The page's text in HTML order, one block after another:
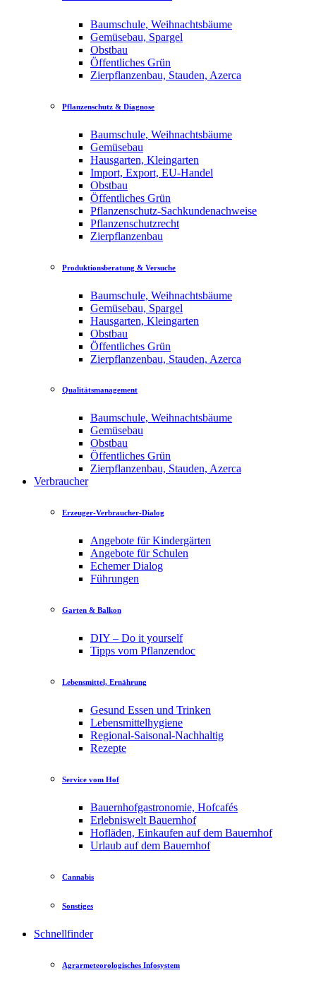
Baumschule, Weihnachtsbäume
Gemüsebau, Spargel
Obstbau
Öffentliches Grün
Zierpflanzenbau, Stauden, Azerca
Pflanzenschutz & Diagnose
Baumschule, Weihnachtsbäume
Gemüsebau
Hausgarten, Kleingarten
Import, Export, EU-Handel
Obstbau
Öffentliches Grün
Pflanzenschutz-Sachkundenachweise
Pflanzenschutzrecht
Zierpflanzenbau
Produktionsberatung & Versuche
Baumschule, Weihnachtsbäume
Gemüsebau, Spargel
Hausgarten, Kleingarten
Obstbau
Öffentliches Grün
Zierpflanzenbau, Stauden, Azerca
Qualitätsmanagement
Baumschule, Weihnachtsbäume
Gemüsebau
Obstbau
Öffentliches Grün
Zierpflanzenbau, Stauden, Azerca
Verbraucher
Erzeuger-Verbraucher-Dialog
Angebote für Kindergärten
Angebote für Schulen
Echemer Dialog
Führungen
Garten & Balkon
DIY – Do it yourself
Tipps vom Pflanzendoc
Lebensmittel, Ernährung
Gesund Essen und Trinken
Lebensmittelhygiene
Regional-Saisonal-Nachhaltig
Rezepte
Service vom Hof
Bauernhofgastronomie, Hofcafés
Erlebniswelt Bauernhof
Hofläden, Einkaufen auf dem Bauernhof
Urlaub auf dem Bauernhof
Cannabis
Sonstiges
Schnellfinder
Agrarmeteorologisches Infosystem